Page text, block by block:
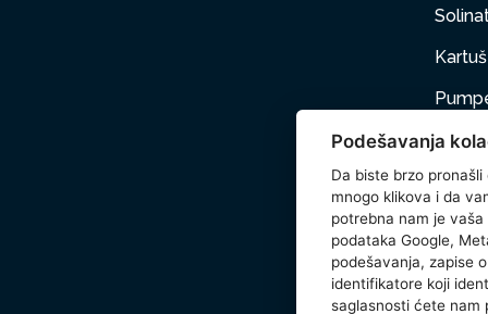
Kućni
Podešavanja
Da biste brzo
mnogo klikova i da
potrebna nam je vaša
podataka Google,
podešavanja, zapise
identifikatore koji
saglasnosti ćete nam